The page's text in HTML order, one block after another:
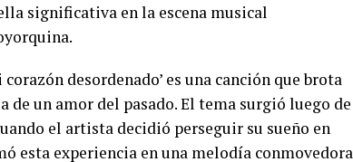
significativa en la escena musical
corazón desordenado’ es una canción que brota
un amor del pasado. El tema surgió luego de
el artista decidió perseguir su sueño en
esta experiencia en una melodía conmovedora